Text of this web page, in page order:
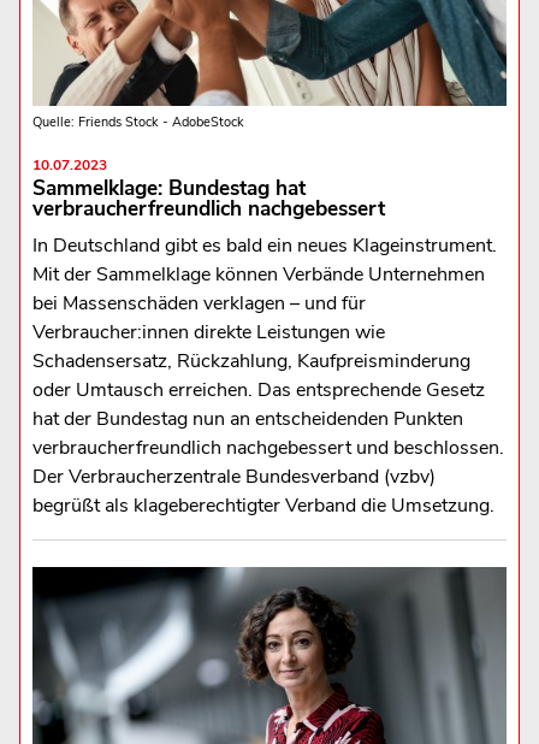
Quelle: Friends Stock - AdobeStock
10.07.2023
Sammelklage: Bundestag hat
verbraucherfreundlich nachgebessert
In Deutschland gibt es bald ein neues Klageinstrument.
Mit der Sammelklage können Verbände Unternehmen
bei Massenschäden verklagen – und für
Verbraucher:innen direkte Leistungen wie
Schadensersatz, Rückzahlung, Kaufpreisminderung
oder Umtausch erreichen. Das entsprechende Gesetz
hat der Bundestag nun an entscheidenden Punkten
verbraucherfreundlich nachgebessert und beschlossen.
Der Verbraucherzentrale Bundesverband (vzbv)
begrüßt als klageberechtigter Verband die Umsetzung.